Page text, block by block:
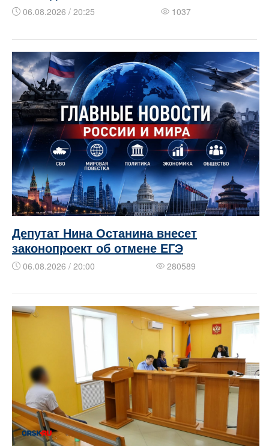
06.08.2026 / 20:25 1037
Депутат Нина Останина внесет
законопроект об отмене ЕГЭ
06.08.2026 / 20:00 280589